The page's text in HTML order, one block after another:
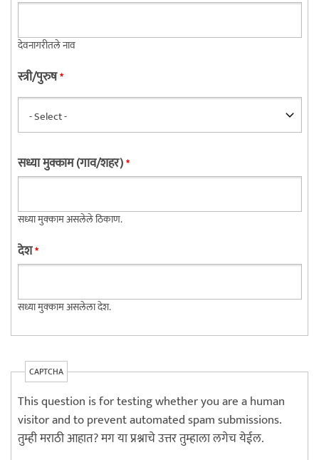
देवनागरीतले नाव
स्त्री/पुरुष*
सध्या मुक्काम (गाव/शहर)*
सध्या मुक्काम असलेले ठिकाण.
देश*
सध्या मुक्काम असलेला देश.
CAPTCHA
This question is for testing whether you are a human
visitor and to prevent automated spam submissions.
तुम्ही मराठी आहात? मग या प्रश्नाचे उत्तर तुम्हाला लगेच येईल.